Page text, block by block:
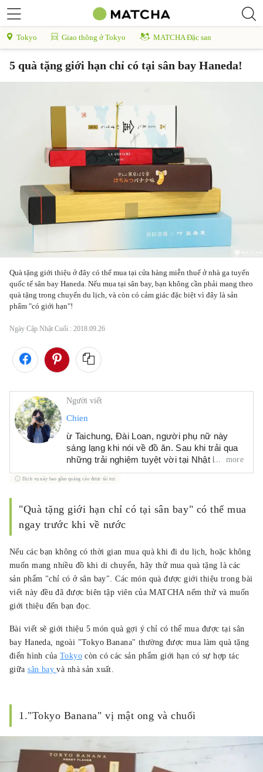
Tokyo Giao thông ở Tokyo MATCHA Đặc san
5 quà tặng giới hạn chỉ có tại sân bay Haneda!
Quà tặng giới thiệu ở đây có thể mua tại cửa hàng miễn thuế ở nhà ga tuyến
quốc tế sân bay Haneda. Nếu mua tại sân bay, bạn không cần phải mang theo
quà tặng trong chuyến du lịch, và còn có cảm giác đặc biệt vì đây là sản
phẩm "có giới hạn"!
Ngày Cập Nhật Cuối : 2018.09.26
Người viết
Chien
ừ Taichung, Đài Loan, người phụ nữ này
sáng lạng khi nói về đồ ăn. Sau khi trải qua
những trải nghiệm tuyệt vời tại Nhật Bản, cô
ấy hiện đang định cư ở bán cầu nam, sử
dụng hình ảnh và từ ngữ để ghi lại những kỷ
chuyến đi của mình. Cô ấy là tác giả của
"Japan, Slow Travel: Gặp gỡ các Thành phố
núi, Mùa hoa, Đảo, Hải sản, Cảnh phố và
more
Dịch vụ này bao gồm quảng cáo được tài trợ.
"Quà tặng giới hạn chỉ có tại sân bay" có thể mua
ngay trước khi về nước
Nếu các bạn không có thời gian mua quà khi đi du lịch, hoặc không
muốn mang nhiều đồ khi di chuyển, hãy thử mua quà tặng là các
sản phẩm "chỉ có ở sân bay". Các món quà được giới thiệu trong bài
viết này đều đã được biên tập viên của MATCHA nếm thử và muốn
giới thiệu đến bạn đọc.
Bài viết sẽ giới thiệu 5 món quà gợi ý chỉ có thể mua được tại sân
bay Haneda, ngoài "Tokyo Banana" thường được mua làm quà tặng
điển hình của Tokyo còn có các sản phẩm giới hạn có sự hợp tác
giữasân bayvà nhà sản xuất.
1."Tokyo Banana" vị mật ong và chuối